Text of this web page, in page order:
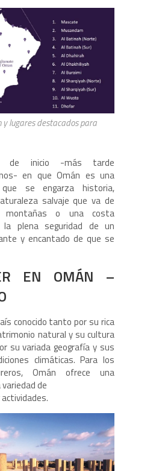
lugares destacados para
de inicio -más tarde
en que Omán es una
se engarza historia,
salvaje que va de
montañas o una costa
la plena seguridad de un
y encantado de que se
EN OMÁN –
conocido tanto por su rica
natural y su cultura
su variada geografía y sus
climáticas. Para los
Omán ofrece una
de